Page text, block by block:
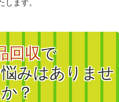
ます。
回収で
みはありませ
？